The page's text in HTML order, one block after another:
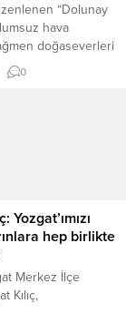
“Dolunay
hava
doğaseverleri
buluşturdu.
gerçekleştirilen
0
Yozgat’ımızı
hep birlikte
Merkez İlçe
Kılıç,